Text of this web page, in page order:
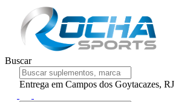
Buscar
Entrega em Campos dos Goytacazes, RJ